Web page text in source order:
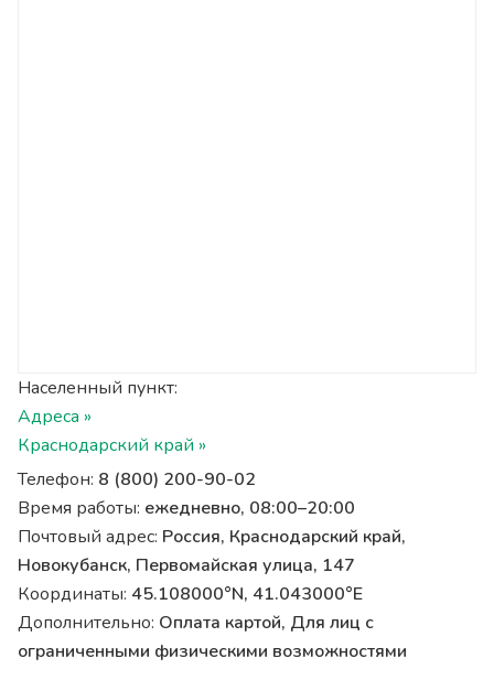
Населенный пункт:
Адреса »
Краснодарский край »
Телефон: 8 (800) 200-90-02
Время работы: ежедневно, 08:00–20:00
Почтовый адрес: Россия, Краснодарский край,
Новокубанск, Первомайская улица, 147
Координаты: 45.108000°N, 41.043000°E
Дополнительно: Оплата картой, Для лиц с
ограниченными физическими возможностями